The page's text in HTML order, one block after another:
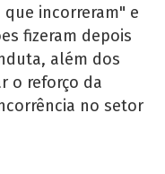
incorreram" e
fizeram depois
além dos
o reforço da
no setor